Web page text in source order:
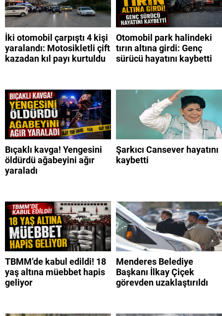
İki otomobil çarpıştı 4 kişi
yaralandı: Motosikletli çift
kazadan kıl payı kurtuldu
Otomobil park halindeki
tırın altına girdi: Genç
sürücü hayatını kaybetti
Bıçaklı kavga! Yengesini
öldürdü ağabeyini ağır
yaraladı
Şarkıcı Cansever hayatını
kaybetti
TBMM’de kabul edildi! 18
yaş altına müebbet hapis
geliyor
Menderes Belediye
Başkanı İlkay Çiçek
görevden uzaklaştırıldı